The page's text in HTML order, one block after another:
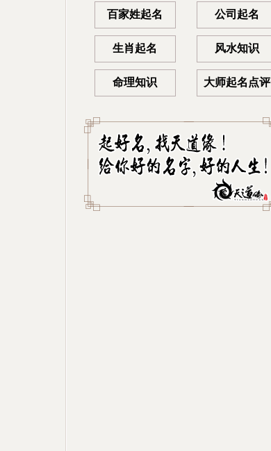
百家姓起名 公司起名
生肖起名 风水知识
命理知识 大师起名点评